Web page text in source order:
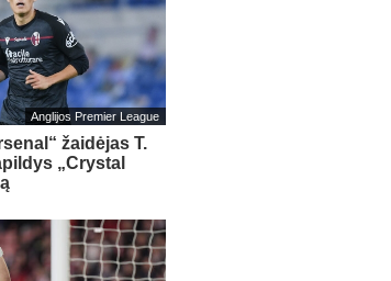
Anglijos Premier League
žaidėjas T.
„Crystal